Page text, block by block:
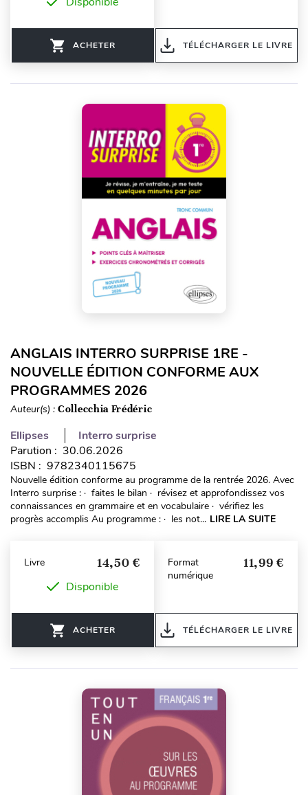
ACHETER TÉLÉCHARGER LE LIVRE
ANGLAIS INTERRO SURPRISE 1RE -
NOUVELLE ÉDITION CONFORME AUX
PROGRAMMES 2026
Auteur(s) : Collecchia Frédéric
Ellipses
Interro surprise
Parution : 30.06.2026
ISBN : 9782340115675
Nouvelle édition conforme au programme de la rentrée 2026. Avec
Interro surprise : · faites le bilan · révisez et approfondissez vos
connaissances en grammaire et en vocabulaire · vérifiez les
progrès accomplis Au programme : · les not... LIRE LA SUITE
Livre 14,50 €
Disponible
ACHETER
Format
numérique
11,99 €
TÉLÉCHARGER LE LIVRE